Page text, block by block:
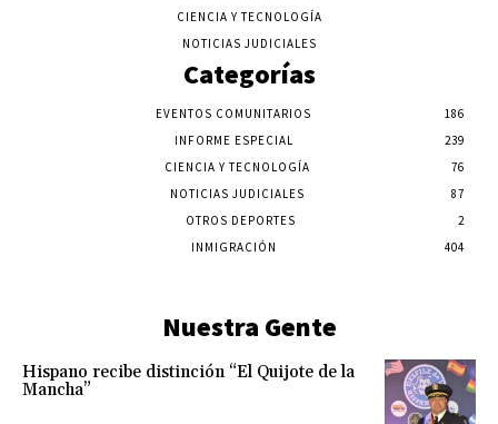
CIENCIA Y TECNOLOGÍA
NOTICIAS JUDICIALES
Categorías
EVENTOS COMUNITARIOS
186
INFORME ESPECIAL
239
CIENCIA Y TECNOLOGÍA
76
NOTICIAS JUDICIALES
87
OTROS DEPORTES
2
INMIGRACIÓN
404
Nuestra Gente
Hispano recibe distinción “El Quijote de la
Mancha”